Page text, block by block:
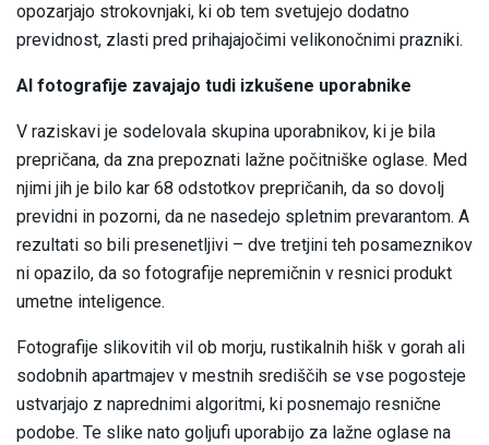
opozarjajo strokovnjaki, ki ob tem svetujejo dodatno
previdnost, zlasti pred prihajajočimi velikonočnimi prazniki.
AI fotografije zavajajo tudi izkušene uporabnike
V raziskavi je sodelovala skupina uporabnikov, ki je bila
prepričana, da zna prepoznati lažne počitniške oglase. Med
njimi jih je bilo kar 68 odstotkov prepričanih, da so dovolj
previdni in pozorni, da ne nasedejo spletnim prevarantom. A
rezultati so bili presenetljivi – dve tretjini teh posameznikov
ni opazilo, da so fotografije nepremičnin v resnici produkt
umetne inteligence.
Fotografije slikovitih vil ob morju, rustikalnih hišk v gorah ali
sodobnih apartmajev v mestnih središčih se vse pogosteje
ustvarjajo z naprednimi algoritmi, ki posnemajo resnične
podobe. Te slike nato goljufi uporabijo za lažne oglase na